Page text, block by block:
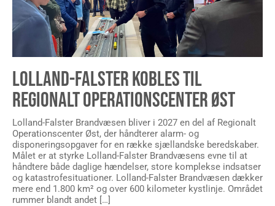
LOLLAND-FALSTER KOBLES TIL
REGIONALT OPERATIONSCENTER ØST
Lolland-Falster Brandvæsen bliver i 2027 en del af Regionalt
Operationscenter Øst, der håndterer alarm- og
disponeringsopgaver for en række sjællandske beredskaber.
Målet er at styrke Lolland-Falster Brandvæsens evne til at
håndtere både daglige hændelser, store komplekse indsatser
og katastrofesituationer. Lolland-Falster Brandvæsen dækker
mere end 1.800 km² og over 600 kilometer kystlinje. Området
rummer blandt andet […]